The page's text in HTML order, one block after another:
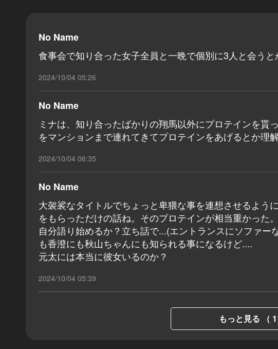
No Name
食事会で知り合った女子全員と一晩で個別に3人と会うと
2024/10/04 05:26
No Name
ミナは、知り合ったばかりの翔馬以外にプロテインを貰
をマンションまで連れてきてプロテインをあげるとか理解
2024/10/04 06:35
No Name
大袈裟なタイトルでちょっと卑猥な事を連想させるよう
をもらっただけの話ね。そのプロテインが相当重かった
自分語り始めるか？立ち話で...(エントランスにソファ
も香澄にも秋山ちゃんにも知られる事になるけど....
元太には本当に彼女いるのか？
2024/10/04 05:39
もっと見る （